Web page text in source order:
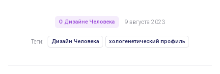
О Дизайне Человека 9 августа 2023
Теги: Дизайн Человека хологенетический профиль